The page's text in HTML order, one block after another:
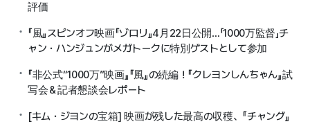
評価
『風』スピンオフ映画『ゾロリ』4月22日公開…「1000万監督」チ
ャン・ハンジュンがメガトークに特別ゲストとして参加
『非公式“1000万”映画』『風』の続編！『クレヨンしんちゃん』試
写会＆記者懇談会レポート
[キム・ジヨンの宝箱] 映画が残した最高の収穫、『チャング』